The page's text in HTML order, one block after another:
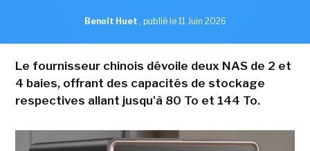
Benoît Huet , publié le 11 Juin 2026
Le fournisseur chinois dévoile deux NAS de 2 et
4 baies, offrant des capacités de stockage
respectives allant jusqu'à 80 To et 144 To.